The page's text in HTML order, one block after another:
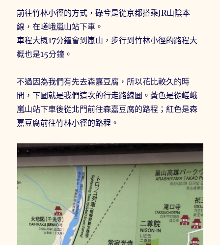
前往竹林小徑的方式，碌兮是從京都搭乘JR山陰本
線，在嵯峨嵐山站下車。
車程大概17分鐘會到嵐山，步行到竹林小徑的路程大
概也是15分鐘。
不過因為我們有先去森嘉豆腐，所以花比較久的時
間，下圖就是我們這次的行走路線圖。黃色是從嵯峨
嵐山站下車後從北門前往森嘉豆腐的路程；紅色是森
嘉豆腐前往竹林小徑的路程。